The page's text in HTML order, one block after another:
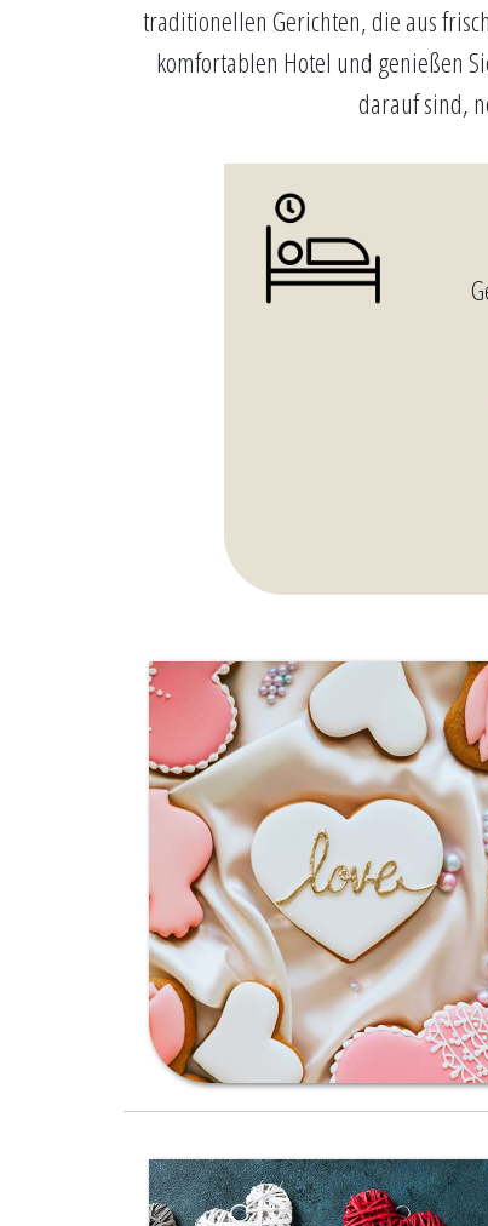
traditionellen Gerichten, die aus
komfortablen Hotel und genießen
darauf sind,